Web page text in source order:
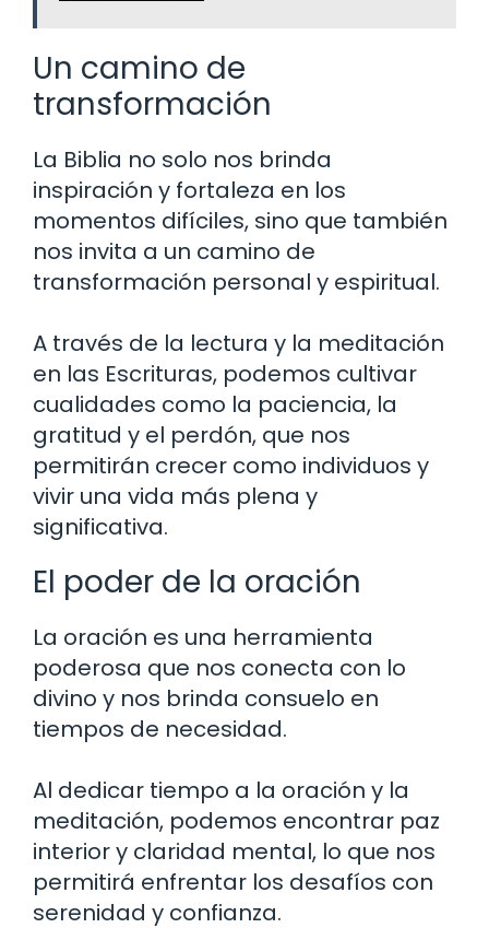
Un camino de
transformación
La Biblia no solo nos brinda
inspiración y fortaleza en los
momentos difíciles, sino que también
nos invita a un camino de
transformación personal y espiritual.
A través de la lectura y la meditación
en las Escrituras, podemos cultivar
cualidades como la paciencia, la
gratitud y el perdón, que nos
permitirán crecer como individuos y
vivir una vida más plena y
significativa.
El poder de la oración
La oración es una herramienta
poderosa que nos conecta con lo
divino y nos brinda consuelo en
tiempos de necesidad.
Al dedicar tiempo a la oración y la
meditación, podemos encontrar paz
interior y claridad mental, lo que nos
permitirá enfrentar los desafíos con
serenidad y confianza.